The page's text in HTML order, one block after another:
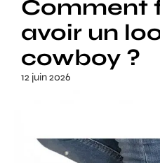
Comment
avoir un
cowboy ?
12 juin 2026